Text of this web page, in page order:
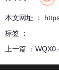
本文网址 ：
标签 ：
上一篇 ：